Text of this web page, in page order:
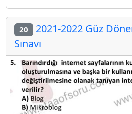
20 2021-2022 Güz
Sınavı